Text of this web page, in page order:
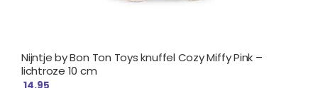
Nijntje by Bon Ton Toys knuffel Cozy Miffy Pink –
lichtroze 10 cm